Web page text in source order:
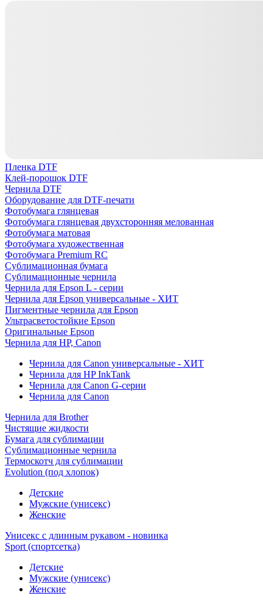
Пленка DTF
Клей-порошок DTF
Чернила DTF
Оборудование для DTF-печати
Фотобумага глянцевая
Фотобумага глянцевая двухсторонняя мелованная
Фотобумага матовая
Фотобумага художественная
Фотобумага Premium RC
Сублимационная бумага
Сублимационные чернила
Чернила для Epson L - серии
Чернила для Epson универсальные - ХИТ
Пигментные чернила для Epson
Ультрасветостойкие Epson
Оригинальные Epson
Чернила для HP, Canon
Чернила для Canon универсальные - ХИТ
Чернила для HP InkTank
Чернила для Canon G-серии
Чернила для Canon
Чернила для Brother
Чистящие жидкости
Бумага для сублимации
Сублимационные чернила
Термоскотч для сублимации
Evolution (под хлопок)
Детские
Мужские (унисекс)
Женские
Унисекс с длинным рукавом - новинка
Sport (спортсетка)
Детские
Мужские (унисекс)
Женские